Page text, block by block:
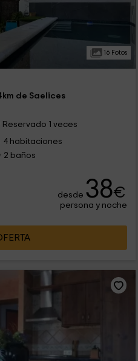
16 Fotos
de Saelices
Reservado 1 veces
4 habitaciones
2 baños
desde 38€
persona y noche